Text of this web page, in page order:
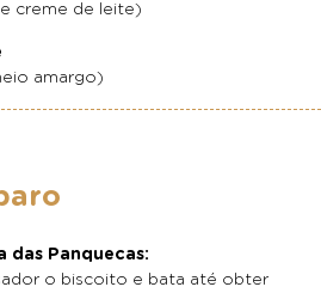
creme de leite)
amargo)
das Panquecas:
o biscoito e bata até obter